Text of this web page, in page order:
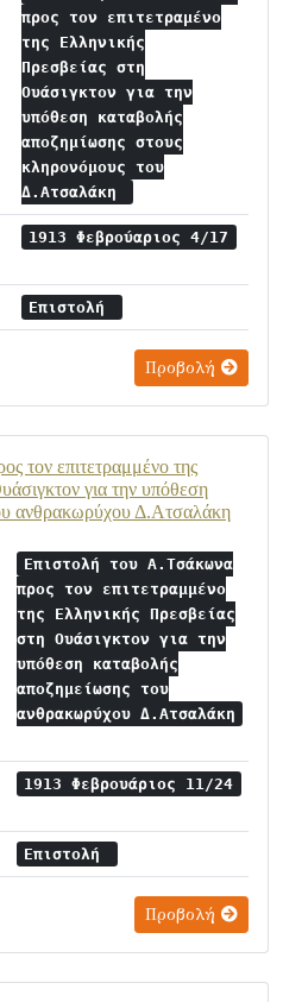
προς τον επιτετραμένο
της Ελληνικής
Πρεσβείας στη
Ουάσιγκτον για την
υπόθεση καταβολής
αποζημίωσης στους
κληρονόμους του
Δ.Ατσαλάκη
1913 Φεβρούαριος 4/17
Επιστολή
Προβολή
τον επιτετραμμένο της
για την υπόθεση
ανθρακωρύχου Δ.Ατσαλάκη
Επιστολή του Α.Τσάκωνα
προς τον επιτετραμμένο
της Ελληνικής Πρεσβείας
στη Ουάσιγκτον για την
υπόθεση καταβολής
αποζημείωσης του
ανθρακωρύχου Δ.Ατσαλάκη
1913 Φεβρουάριος 11/24
Επιστολή
Προβολή